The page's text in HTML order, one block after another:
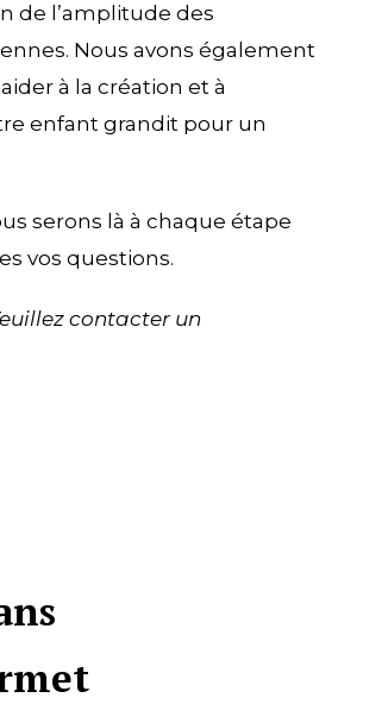
de l’amplitude des
Nous avons également
à la création et à
enfant grandit pour un
serons là à chaque étape
vos questions.
contacter un